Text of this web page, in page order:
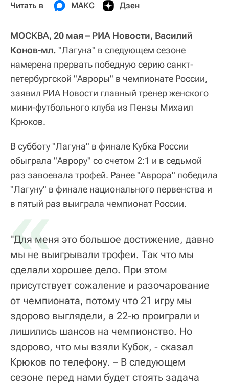
Читать в МАКС Дзен
МОСКВА, 20 мая – РИА Новости, Василий
Конов-мл. "Лагуна" в следующем сезоне
намерена прервать победную серию санкт-
петербургской "Авроры" в чемпионате России,
заявил РИА Новости главный тренер женского
мини-футбольного клуба из Пензы Михаил
Крюков.
В субботу "Лагуна" в финале Кубка России
обыграла "Аврору" со счетом 2:1 и в седьмой
раз завоевала трофей. Ранее "Аврора" победила
"Лагуну" в финале национального первенства и
в пятый раз выиграла чемпионат России.
«
"Для меня это большое достижение, давно
мы не выигрывали трофеи. Так что мы
сделали хорошее дело. При этом
присутствует сожаление и разочарование
от чемпионата, потому что 21 игру мы
здорово выглядели, а 22-ю проиграли и
лишились шансов на чемпионство. Но
здорово, что мы взяли Кубок, - сказал
Крюков по телефону. – В следующем
сезоне перед нами будет стоять задача